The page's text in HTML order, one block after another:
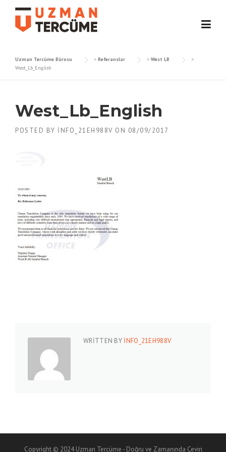
content
Uzman Tercüme Bürosu > Referanslar > West LB
>
West_Lb_English
West_Lb_English
POSTED BY INFO_21EH988V ON 08/09/2017
WRITTEN BY INFO_21EH988V
Copyright © 2024 Uzman Tercüme - Doğru ve Zamanında Çeviri